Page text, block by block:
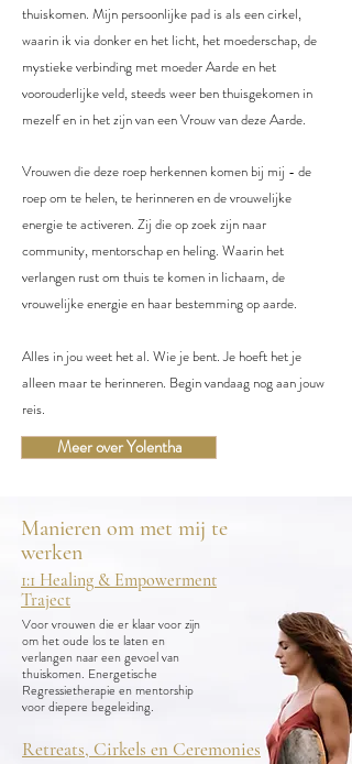
thuiskomen. Mijn persoonlijke pad is als een cirkel,
waarin ik via donker en het licht, het moederschap, de
mystieke verbinding met moeder Aarde en het
voorouderlijke veld, steeds weer ben thuisgekomen in
mezelf en in het zijn van een Vrouw van deze Aarde.
Vrouwen die deze roep herkennen komen bij mij - de
roep om te helen, te herinneren en de vrouwelijke
energie te activeren. Zij die op zoek zijn naar
community, mentorschap en heling. Waarin het
verlangen rust om thuis te komen in lichaam, de
vrouwelijke energie en haar bestemming op aarde.​
Alles in jou weet het al. Wie je bent. Je hoeft het je
alleen maar te herinneren. Begin vandaag nog aan jouw
reis.
Meer over Yolentha
Manieren om met mij te
werken
1:1 Healing & Empowerment
Traject
Voor vrouwen die er klaar voor zijn
om het oude los te laten en
verlangen naar een gevoel van
thuiskomen. Energetische
Regressietherapie en mentorship
voor diepere begeleiding.
Retreats, Cirkels en Ceremonies